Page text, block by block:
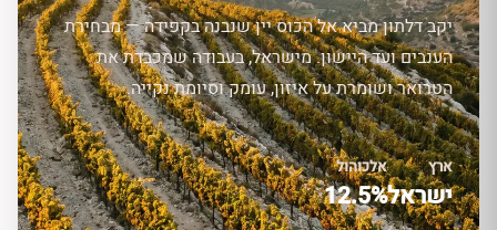
יקב דלתון מביא אל הכוס יין שנבנה בקפידה — מבחירת
הענבים ועד היישון. מישראל, בעבודה שמכבדת את
הטרואר ושומרת על איזון, עומק וסיומת נקייה.
ארץ
ישראל
אלכוהול
12.5%